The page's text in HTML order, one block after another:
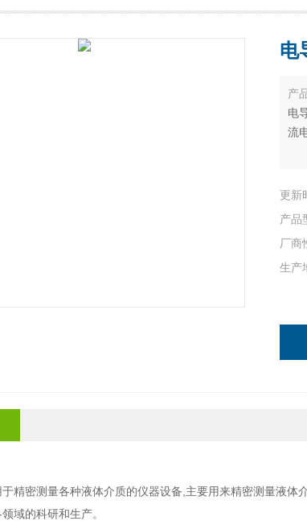
电
产
电
流
更新
产品
厂商
生产
精密测量各种液体介质的仪器设备,主要用来精密测量液
域的科研和生产。